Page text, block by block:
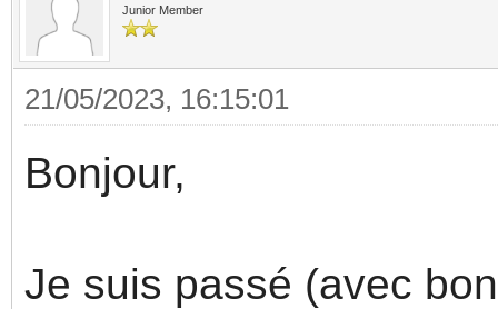
Junior Member
21/05/2023, 16:15:01
Bonjour,
Je suis passé (avec